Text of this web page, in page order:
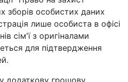
зборів особистих даних
лише особиста в офісі
сім'ї з оригіналами
для підтвердження
додаткову грошову